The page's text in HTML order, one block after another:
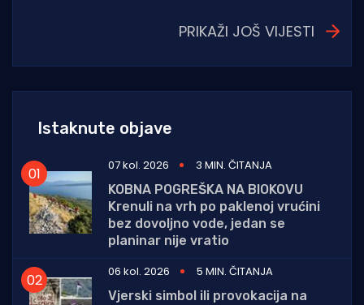
PRIKAŽI JOŠ VIJESTI
Istaknute objave
07 kol. 2026
3 MIN. ČITANJA
KOBNA POGREŠKA NA BIOKOVU
Krenuli na vrh po paklenoj vrućini
bez dovoljno vode, jedan se
planinar nije vratio
06 kol. 2026
5 MIN. ČITANJA
Vjerski simbol ili provokacija na